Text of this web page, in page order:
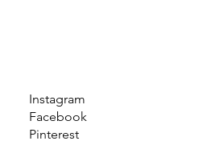
Instagram
Facebook
Pinterest